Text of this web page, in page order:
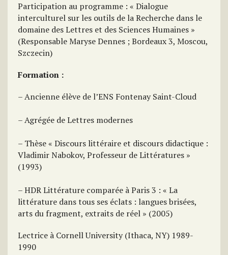
Participation au programme : « Dialogue
interculturel sur les outils de la Recherche dans le
domaine des Lettres et des Sciences Humaines »
(Responsable Maryse Dennes ; Bordeaux 3, Moscou,
Szczecin)
Formation :
– Ancienne élève de l’ENS Fontenay Saint-Cloud
– Agrégée de Lettres modernes
– Thèse « Discours littéraire et discours didactique :
Vladimir Nabokov, Professeur de Littératures »
(1993)
– HDR Littérature comparée à Paris 3 : « La
littérature dans tous ses éclats : langues brisées,
arts du fragment, extraits de réel » (2005)
Lectrice à Cornell University (Ithaca, NY) 1989-
1990